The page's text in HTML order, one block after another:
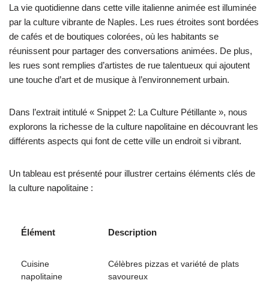
La vie quotidienne dans cette ville italienne animée est illuminée
par la culture vibrante de Naples. Les rues étroites sont bordées
de cafés et de boutiques colorées, où les habitants se
réunissent pour partager des conversations animées. De plus,
les rues sont remplies d’artistes de rue talentueux qui ajoutent
une touche d’art et de musique à l’environnement urbain.
Dans l’extrait intitulé « Snippet 2: La Culture Pétillante », nous
explorons la richesse de la culture napolitaine en découvrant les
différents aspects qui font de cette ville un endroit si vibrant.
Un tableau est présenté pour illustrer certains éléments clés de
la culture napolitaine :
Élément Description
Cuisine
napolitaine
Célèbres pizzas et variété de plats
savoureux